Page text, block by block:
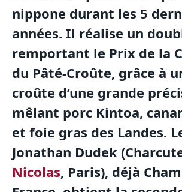
nippone durant les 5
années. Il réalise un
remportant le Prix de la
du Pâté-Croûte, grâce à
croûte d’une grande
mêlant porc Kintoa,
et foie gras des Landes.
Jonathan Dudek
Nicolas, Paris), déjà